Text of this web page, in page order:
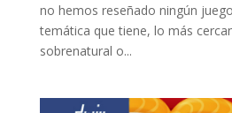
no hemos reseñado ningún
temática que tiene, lo más
sobrenatural o...